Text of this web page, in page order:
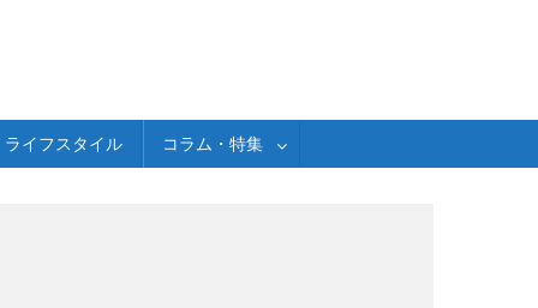
ライフスタイル コラム・特集